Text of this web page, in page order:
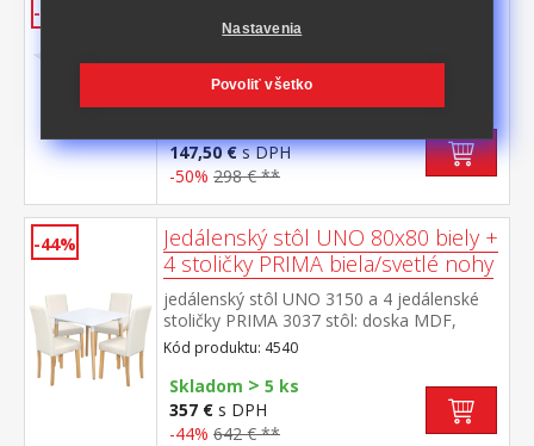
-50%
doska MDF, farebné prevedenie biela
kovová konštrukcia, farebné prevedenie
biela okrúhle nohy, materiál masív buk
nastaviteľné plastové klzáky s
Kód produktu: 3153
147,50 €s DPH
-50% 298 € **
-44%
Jedálenský stôl UNO 80x80 biely +
4 stoličky PRIMA biela/svetlé nohy
jedálenský stôl UNO 3150 a 4 jedálenské
stoličky PRIMA 3037 stôl: doska MDF,
farebné prevedenie biela kovová
konštrukcia, farebné prevedenie
biela okrúhle nohy, materiál masív
buk stolička: poťah koža – imitácia, farebné
prevedenie biela nohy masív číry lak, výška
Kód produktu: 4540
Skladom > 5 ks
357 € s DPH
-44% 642 € **
Nastavenia
Povoliť všetko